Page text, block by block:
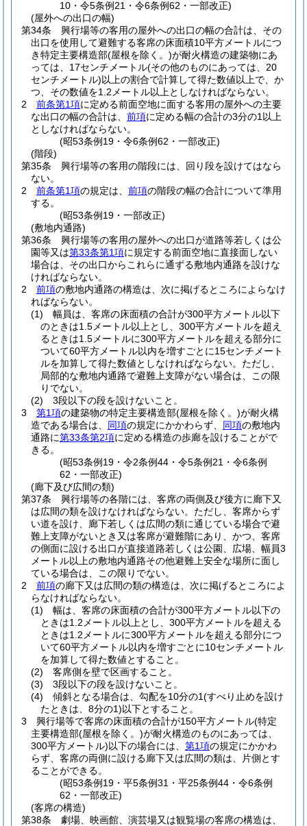
10・令5条例21・令6条例62・一部改正)
(屋外への出口の幅)
第34条
興行場等の客用の屋外への出口の幅の合計は、その
出口を使用して避難する客席の床面積10平方メートルにつ
き特定主要構造部(屋根を除く。)が耐火構造の建築物にあ
っては、17センチメートル(その他のものにあっては、20
センチメートル)以上の割合で計算して得た数値以上で、か
つ、その数値を1.2メートル以上としなければならない。
2
前条第1項に定める前面空地に面する客用の屋外への主要
な出口の幅の合計は、 前項に定める幅の合計の3分の1以上
としなければならない。
(昭53条例19・令6条例62・一部改正)
(階段)
第35条
興行場等の客用の階段には、回り段を設けてはなら
ない。
2
前条第1項の規定は、 前項の階段の幅の合計について準用
する。
(昭53条例19・一部改正)
(敷地内通路)
第36条
興行場等の客用の屋外への出口が道路等若しくは公
園等又は第33条第1項に規定する前面空地に直接面しない
場合は、その出口からこれらに通ずる敷地内通路を設けな
ければならない。
2
前項の敷地内通路の構造は、次に掲げるところによらなけ
ればならない。
(1)
幅員は、客席の床面積の合計が300平方メートル以下
のときは1.5メートル以上とし、300平方メートルを超え
るときは1.5メートルに300平方メートルを超える部分に
ついて60平方メートル以内を増すごとに15センチメート
ルを加算して得た数値としなければならない。 ただし、
局部的な敷地内通路で避難上支障がない場合は、この限
りでない。
(2)
3段以下の段を設けないこと。
3
第1項の建築物の特定主要構造部(屋根を除く。)が耐火構
造である場合は、 同項の規定にかかわらず、 同項の敷地内
通路に第33条第2項に定める構造の歩廊を設けることがで
きる。
(昭53条例19・令2条例44・令5条例21・令6条例
62・一部改正)
(廊下及び広間の類)
第37条
興行場等の各階には、客席の両側及び後方に廊下又
は広間の類を設けなければならない。 ただし、客席からず
い道を設け、廊下若しくは広間の類に通じている場合で避
難上支障がないとき又は客席が避難階にあり、かつ、客席
の側面に設ける出口が直接道路若しくは公園、広場、幅員3
メートル以上の敷地内通路その他避難上安全な場所に面し
ている場合は、この限りでない。
2
前項の廊下又は広間の類の構造は、次に掲げるところによ
らなければならない。
(1)
幅は、客席の床面積の合計が300平方メートル以下の
ときは1.2メートル以上とし、300平方メートルを超える
ときは1.2メートルに300平方メートルを超える部分につ
いて60平方メートル以内を増すごとに10センチメートル
を加算して得た数値とすること。
(2)
客席側を壁で区画すること。
(3)
3段以下の段を設けないこと。
(4)
傾斜となる場合は、勾配を10分の1(すべり止めを設け
たときは、8分の1)以下とすること。
3
興行場等で客席の床面積の合計が150平方メートル(特定
主要構造部(屋根を除く。)が耐火構造のものにあっては、
300平方メートル)以下の場合には、 第1項の規定にかかわ
らず、客席の両側に設ける廊下又は広間の類は、片側とす
ることができる。
(昭53条例19・平5条例31・平25条例44・令6条例
62・一部改正)
(客席の構造)
第38条
劇場、映画館、演芸場又は観覧場の客席の構造は、